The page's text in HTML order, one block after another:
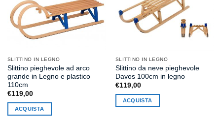
SLITTINO IN LEGNO
Slittino pieghevole ad arco
grande in Legno e plastico
110cm
€119,00
ACQUISTA
SLITTINO IN LEGNO
Slittino da neve pieghevole
Davos 100cm in legno
€119,00
ACQUISTA